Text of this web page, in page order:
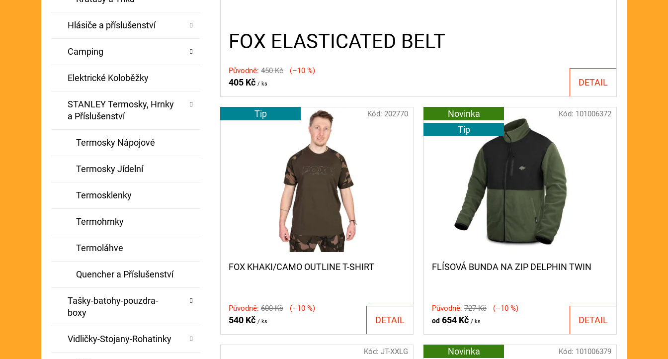
Hlásiče a příslušenství
Camping
Elektrické Koloběžky
STANLEY Termosky, Hrnky
a Příslušenství
Termosky Nápojové
Termosky Jídelní
Termosklenky
Termohrnky
Termoláhve
Quencher a Příslušenství
Tašky-batohy-pouzdra-
boxy
Vidličky-Stojany-Rohatinky
FOX ELASTICATED BELT
Původně: 450 Kč (–10 %)
405 Kč / ks DETAIL
Tip
FOX KHAKI/CAMO OUTLINE T-SHIRT
Původně: 600 Kč (–10 %)
540 Kč / ks DETAIL
Kód: 202770
Novinka
Tip
FLÍSOVÁ BUNDA NA ZIP DELPHIN TWIN
Původně: 727 Kč (–10 %)
od 654 Kč / ks DETAIL
Kód: 101006372
Kód: JT-XXLG
Novinka
Kód: 101006379